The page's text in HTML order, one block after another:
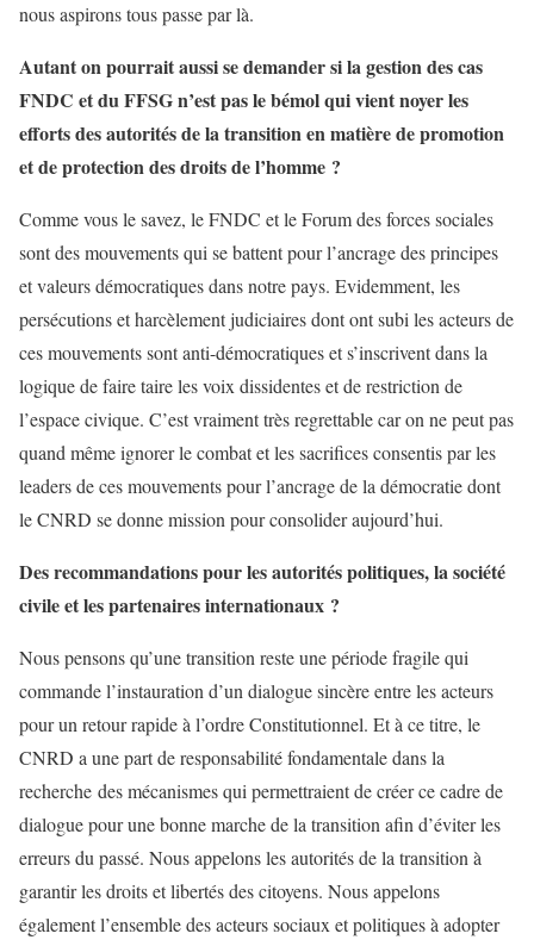
nous aspirons tous passe par là.
Autant on pourrait aussi se demander si la gestion des cas
FNDC et du FFSG n’est pas le bémol qui vient noyer les
efforts des autorités de la transition en matière de promotion
et de protection des droits de l’homme ?
Comme vous le savez, le FNDC et le Forum des forces sociales
sont des mouvements qui se battent pour l’ancrage des principes
et valeurs démocratiques dans notre pays. Evidemment, les
persécutions et harcèlement judiciaires dont ont subi les acteurs de
ces mouvements sont anti-démocratiques et s’inscrivent dans la
logique de faire taire les voix dissidentes et de restriction de
l’espace civique. C’est vraiment très regrettable car on ne peut pas
quand même ignorer le combat et les sacrifices consentis par les
leaders de ces mouvements pour l’ancrage de la démocratie dont
le CNRD se donne mission pour consolider aujourd’hui.
Des recommandations pour les autorités politiques, la société
civile et les partenaires internationaux ?
Nous pensons qu’une transition reste une période fragile qui
commande l’instauration d’un dialogue sincère entre les acteurs
pour un retour rapide à l’ordre Constitutionnel. Et à ce titre, le
CNRD a une part de responsabilité fondamentale dans la
recherche des mécanismes qui permettraient de créer ce cadre de
dialogue pour une bonne marche de la transition afin d’éviter les
erreurs du passé. Nous appelons les autorités de la transition à
garantir les droits et libertés des citoyens. Nous appelons
également l’ensemble des acteurs sociaux et politiques à adopter